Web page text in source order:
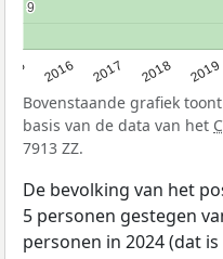
2016 2017 2018 2019
9
9
Bovenstaande grafiek
basis van de data van het
7913 ZZ.
De bevolking van het
5 personen gestegen
personen in 2024 (dat